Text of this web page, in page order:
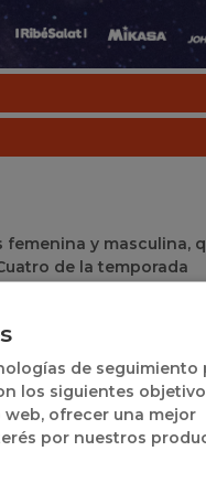
y masculina,
de la temporada
femenina, mientras
las futuras promesas
de seguimiento
los siguientes
ofrecer una mejor
por nuestros